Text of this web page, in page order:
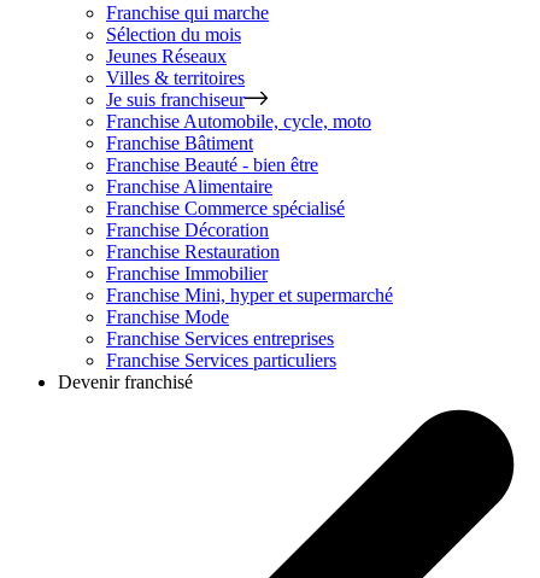
Franchise qui marche
Sélection du mois
Jeunes Réseaux
Villes & territoires
Je suis franchiseur
Franchise Automobile, cycle, moto
Franchise Bâtiment
Franchise Beauté - bien être
Franchise Alimentaire
Franchise Commerce spécialisé
Franchise Décoration
Franchise Restauration
Franchise Immobilier
Franchise Mini, hyper et supermarché
Franchise Mode
Franchise Services entreprises
Franchise Services particuliers
Devenir franchisé